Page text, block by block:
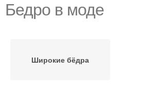
Бедро в моде
Широкие бёдра